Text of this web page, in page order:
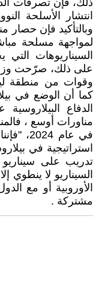
ذلك، فإن تصرفات
انتشار الأسلحة
وبالتأكيد فإن حصار
لمواجهة مسلحة
السيناريوهات
على ذلك، صرّحت
وقوات من منطقة
كما أن الوضع في
الدفاع
مناورات أوسع ،
في عام
استراتيجية في
تدريب على سيناريو
السيناريو لا ينطوي
الأوروبية أو مع
مشتركة .